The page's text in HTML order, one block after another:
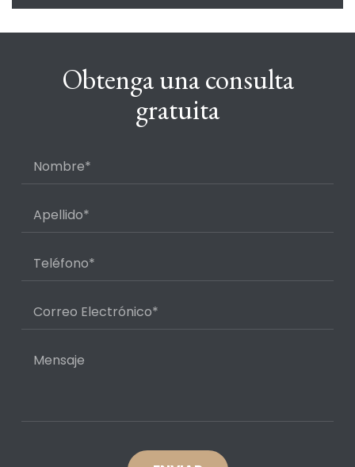
Obtenga una consulta
gratuita